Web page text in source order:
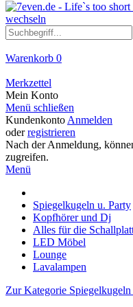
Warenkorb 0
Merkzettel
Mein Konto
Menü schließen
Kundenkonto Anmelden
oderregistrieren
Nach der Anmeldung,
zugreifen.
Menü
Spiegelkugeln u. Party
Kopfhörer und Dj
Alles für die
LED Möbel
Lounge
Lavalampen
Zur Kategorie